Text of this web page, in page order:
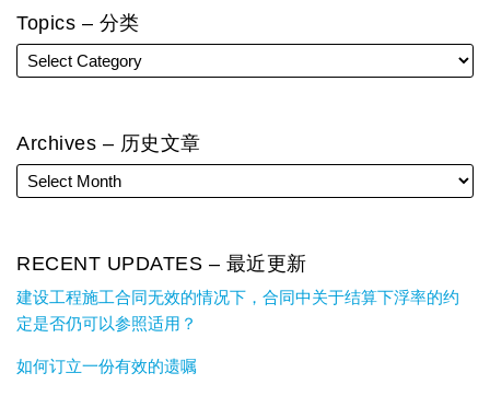
Topics – 分类
Archives – 历史文章
RECENT UPDATES – 最近更新
建设工程施工合同无效的情况下，合同中关于结算下浮率的约
定是否仍可以参照适用？
如何订立一份有效的遗嘱